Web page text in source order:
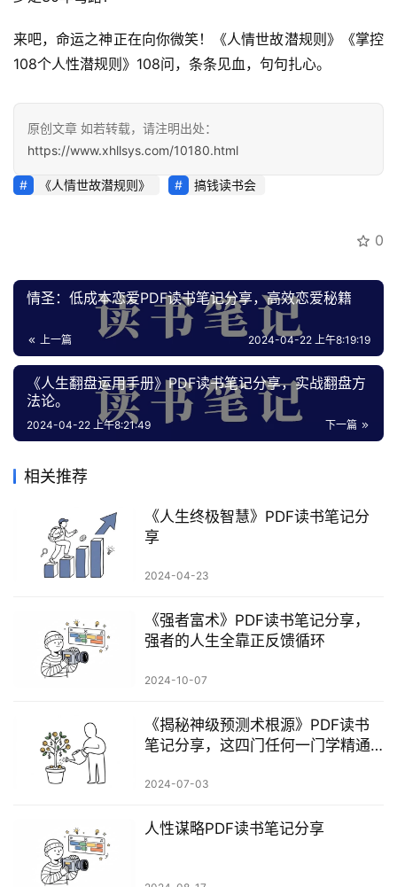
南
营
百
科
创
专
区
来吧，命运之神正在向你微笑！《人情世故潜规则》《掌控
108个人性潜规则》108问，条条见血，句句扎心。
原创文章 如若转载，请注明出处：
https://www.xhllsys.com/10180.html
《人情世故潜规则》 搞钱读书会
0
情圣：低成本恋爱PDF读书笔记分享，高效恋爱秘籍
上一篇 2024-04-22 上午8:19:19
《人生翻盘运用手册》PDF读书笔记分享，实战翻盘方
法论。
下一篇
2024-04-22 上午8:21:49
相关推荐
《人生终极智慧》PDF读书笔记分
享
2024-04-23
《强者富术》PDF读书笔记分享，
强者的人生全靠正反馈循环
2024-10-07
《揭秘神级预测术根源》PDF读书
笔记分享，这四门任何一门学精通
2024-07-03
人性谋略PDF读书笔记分享